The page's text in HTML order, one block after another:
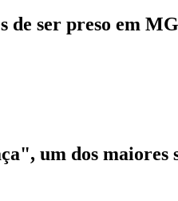
ser preso em
um dos maiores